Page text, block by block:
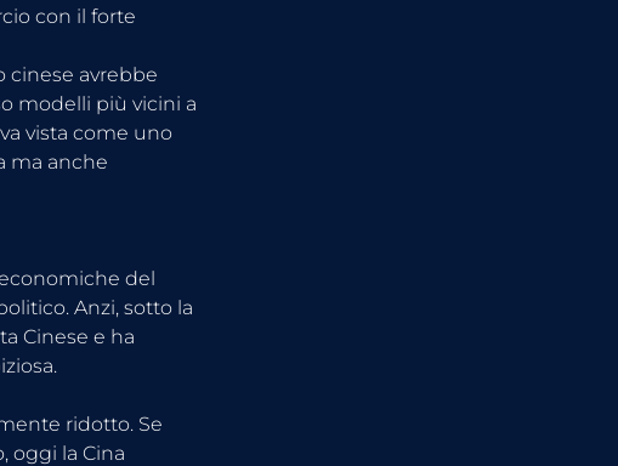
con il forte
cinese avrebbe
modelli più vicini a
vista come uno
ma anche
del
Anzi, sotto la
Cinese e ha
ridotto. Se
oggi la Cina